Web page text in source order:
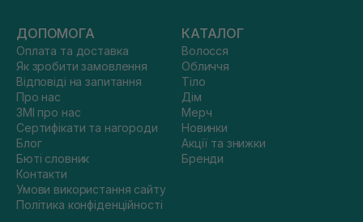
ДОПОМОГА
Оплата та доставка
Як зробити замовлення
Відповіді на запитання
Про нас
ЗМІ про нас
Сертифікати та нагороди
Блог
Бюті словник
Контакти
Умови використання сайту
Політика конфіденційності
КАТАЛОГ
Волосся
Обличчя
Тіло
Дім
Мерч
Новинки
Акції та знижки
Бренди